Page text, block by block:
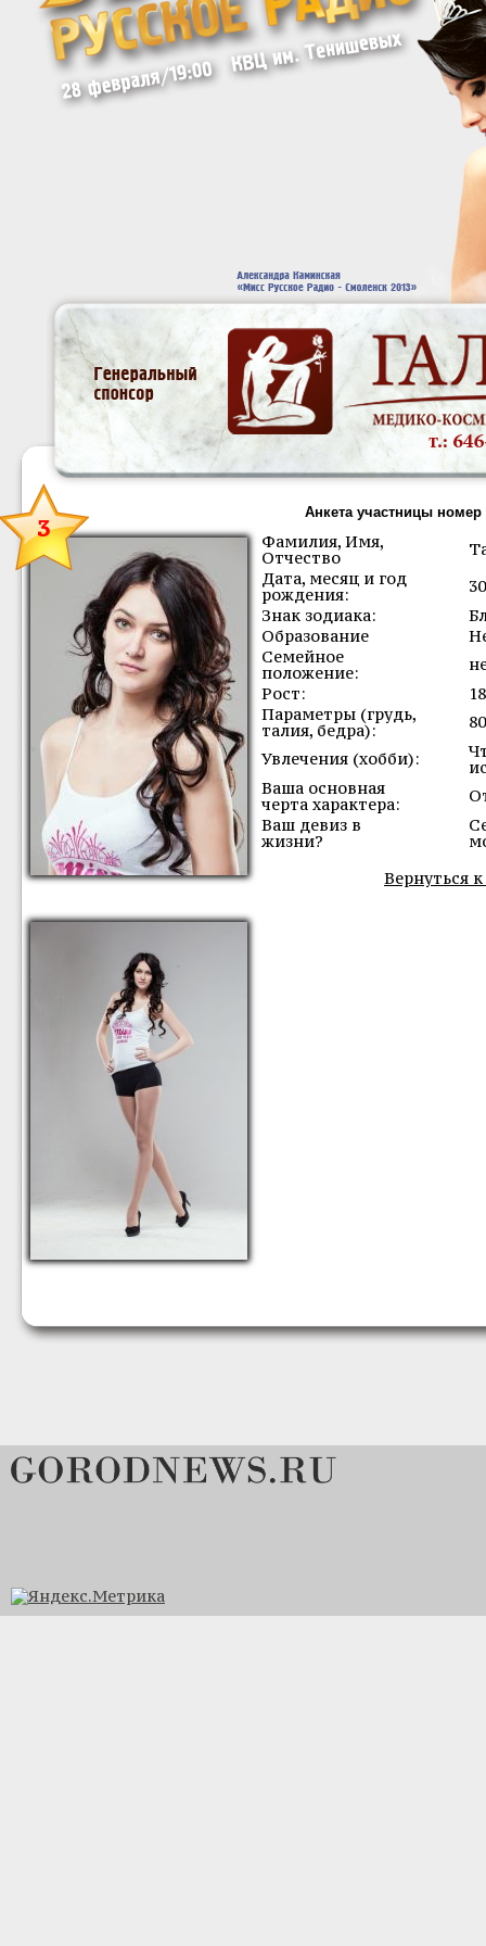
3
Анкета участницы
Фамилия, Имя,
Отчество
Дата, месяц и год
рождения:
Знак зодиака:
Образование
Семейное
положение:
Рост:
Параметры (грудь,
талия, бедра):
Увлечения (хобби):
Ваша основная
черта характера:
Ваш девиз в
жизни?
Вернуться